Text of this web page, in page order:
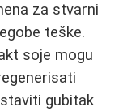
za stvarni
teške.
soje mogu
gubitak